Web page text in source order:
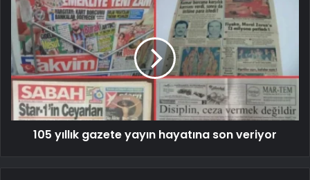
105 yıllık gazete yayın hayatına son veriyor